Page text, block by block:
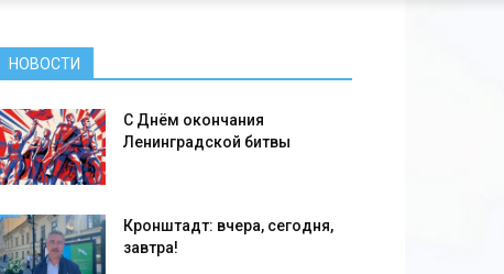
НОВОСТИ
С Днём окончания
Ленинградской битвы
Кронштадт: вчера, сегодня,
завтра!